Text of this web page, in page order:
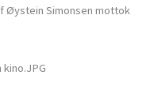
Øystein Simonsen mottok